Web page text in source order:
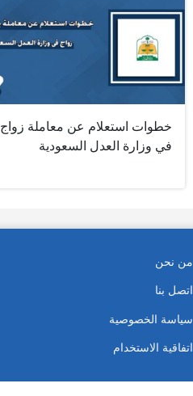
خطوات استعلام عن معاملة زواج
في وزارة العدل السعودية
من نحن
اتصل بنا
سياسة الخصوصية
اتفاقية الاستخدام